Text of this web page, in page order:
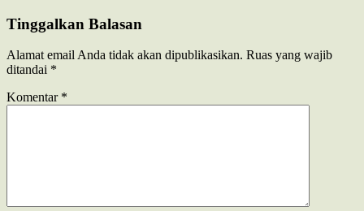
Tinggalkan Balasan
Alamat email Anda tidak akan dipublikasikan. Ruas yang wajib
ditandai *
Komentar *